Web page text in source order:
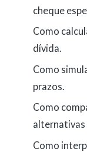
cheque
Como
dívida.
Como
prazos.
Como
Como